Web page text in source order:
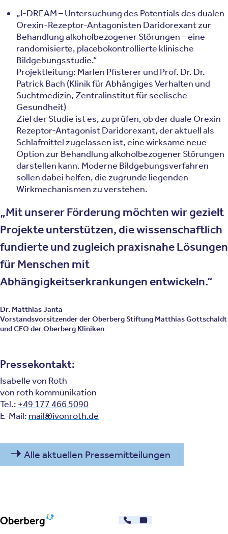
„I-DREAM – Untersuchung des Potentials des dualen
Orexin-Rezeptor-Antagonisten Daridorexant zur
Behandlung alkoholbezogener Störungen – eine
randomisierte, placebokontrollierte klinische
Bildgebungsstudie.“
Projektleitung: Marlen Pfisterer und Prof. Dr. Dr.
Patrick Bach (Klinik für Abhängiges Verhalten und
Suchtmedizin, Zentralinstitut für seelische
Gesundheit)
Ziel der Studie ist es, zu prüfen, ob der duale Orexin-
Rezeptor-Antagonist Daridorexant, der aktuell als
Schlafmittel zugelassen ist, eine wirksame neue
Option zur Behandlung alkoholbezogener Störungen
darstellen kann. Moderne Bildgebungsverfahren
sollen dabei helfen, die zugrunde liegenden
Wirkmechanismen zu verstehen.
Mit unserer Förderung möchten wir gezielt
Projekte unterstützen, die wissenschaftlich
fundierte und zugleich praxisnahe Lösungen
für Menschen mit
Abhängigkeitserkrankungen entwickeln.
Dr. Matthias Janta
Vorstandsvorsitzender der Oberberg Stiftung Matthias Gottschaldt
und CEO der Oberberg Kliniken
Pressekontakt:
Isabelle von Roth
von roth kommunikation
Tel.: +49 177 466 5090
E-Mail: mail@ivonroth.de
Alle aktuellen Pressemitteilungen
030 - 26478607
Kontakt